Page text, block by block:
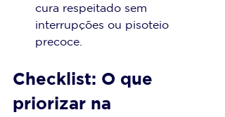
cura respeitado sem
interrupções ou pisoteio
precoce.
Checklist: O que
priorizar na